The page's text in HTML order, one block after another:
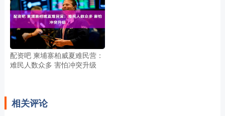
配资吧 柬埔寨柏威夏难民营：
难民人数众多 害怕冲突升级
相关评论